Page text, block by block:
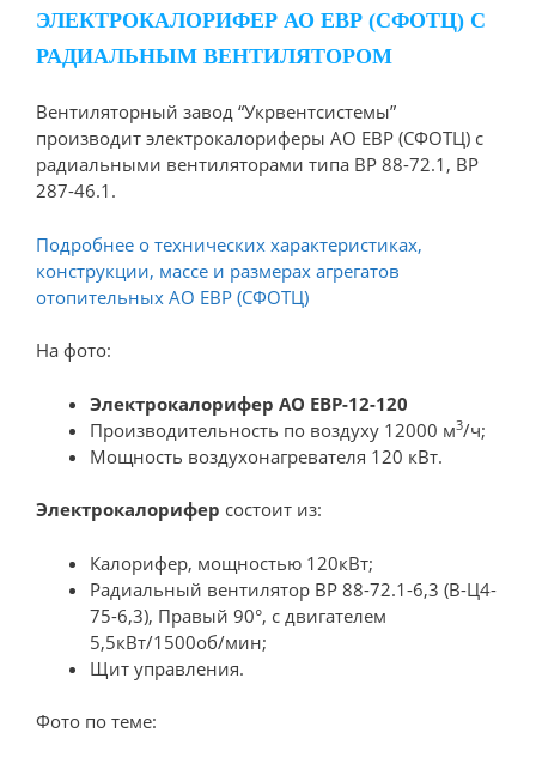
ЭЛЕКТРОКАЛОРИФЕР АО ЕВР (СФОТЦ) С
РАДИАЛЬНЫМ ВЕНТИЛЯТОРОМ
Вентиляторный завод “Укрвентсистемы”
производит электрокалориферы АО ЕВР (СФОТЦ) с
радиальными вентиляторами типа ВР 88-72.1, ВР
287-46.1.
Подробнее о технических характеристиках,
конструкции, массе и размерах агрегатов
отопительных АО ЕВР (СФОТЦ)
На фото:
Электрокалорифер АО ЕВР-12-120
Производительность по воздуху 12000 м3/ч;
Мощность воздухонагревателя 120 кВт.
Электрокалорифер состоит из:
Калорифер, мощностью 120кВт;
Радиальный вентилятор ВР 88-72.1-6,3 (В-Ц4-
75-6,3), Правый 90°, c двигателем
5,5кВт/1500об/мин;
Щит управления.
Фото по теме: